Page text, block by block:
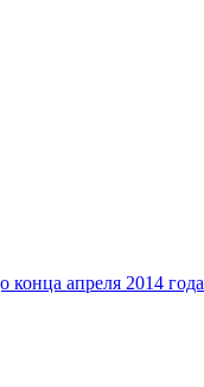
конца апреля 2014 года